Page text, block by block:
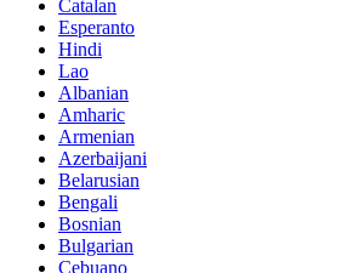
Catalan
Esperanto
Hindi
Lao
Albanian
Amharic
Armenian
Azerbaijani
Belarusian
Bengali
Bosnian
Bulgarian
Cebuano